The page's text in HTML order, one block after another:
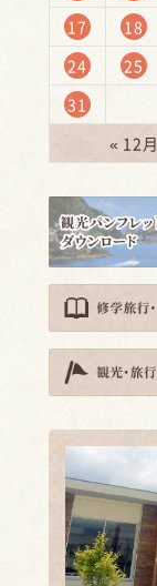
17
18
24
25
31
« 12月